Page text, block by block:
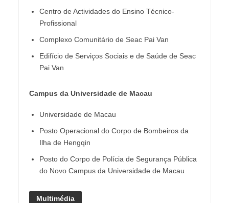
Centro de Actividades do Ensino Técnico-
Profissional
Complexo Comunitário de Seac Pai Van
Edifício de Serviços Sociais e de Saúde de Seac
Pai Van
Campus da Universidade de Macau
Universidade de Macau
Posto Operacional do Corpo de Bombeiros da
Ilha de Hengqin
Posto do Corpo de Polícia de Segurança Pública
do Novo Campus da Universidade de Macau
Multimédia